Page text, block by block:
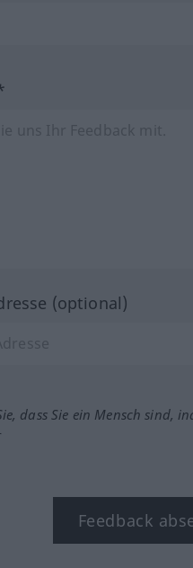
(optional)
dass Sie ein Mensch sind,
Feedback